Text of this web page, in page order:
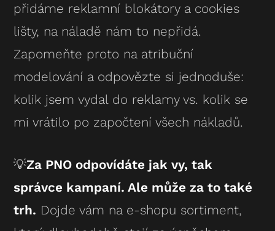
přidáme reklamní blokátory a cookies
lišty, na náladě nám to nepřidá.
Zapomeňte proto na atribuční
modelování a odpovězte si jednoduše:
kolik jsem vydal do reklamy vs. kolik se
mi vrátilo po započtení všech nákladů.
💡Za PNO odpovídáte jak vy, tak
správce kampaní. Ale může za to také
trh. Dojde vám na e-shopu sortiment,